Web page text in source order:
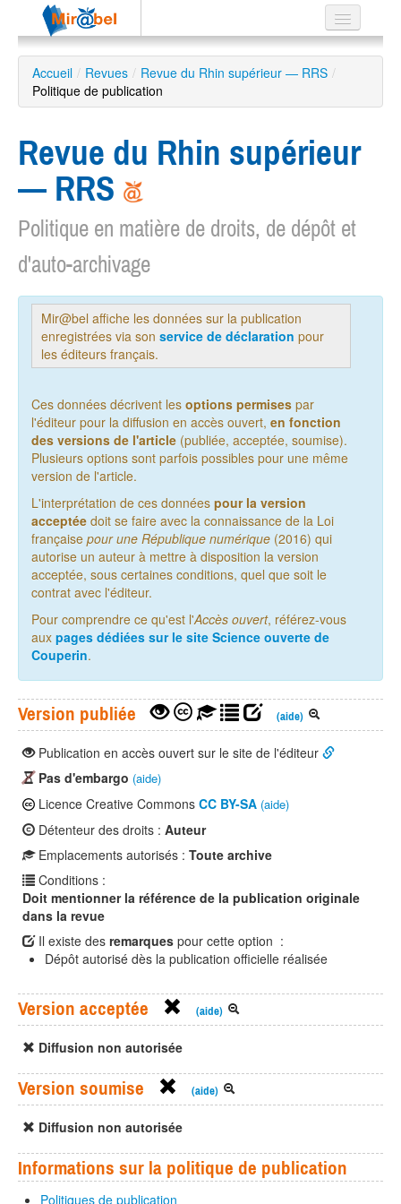
Le réseau
Soutien
Recherche
avancée
EN
?
Accueil / Revues / Revue du Rhin supérieur — RRS /
Politique de publication
Revue du Rhin supérieur
— RRS
Politique en matière de droits, de dépôt et
d'auto-archivage
Mir@bel affiche les données sur la publication
enregistrées via son service de déclaration pour
les éditeurs français.
Ces données décrivent les options permises par
l'éditeur pour la diffusion en accès ouvert, en fonction
des versions de l'article (publiée, acceptée, soumise).
Plusieurs options sont parfois possibles pour une même
version de l'article.
L'interprétation de ces données pour la version
acceptée doit se faire avec la connaissance de la Loi
française pour une République numérique (2016) qui
autorise un auteur à mettre à disposition la version
acceptée, sous certaines conditions, quel que soit le
contrat avec l'éditeur.
Pour comprendre ce qu'est l'Accès ouvert, référez-vous
aux pages dédiées sur le site Science ouverte de
Couperin.
Version publiée (aide)
Publication en accès ouvert sur le site de l'éditeur
Pas d'embargo (aide)
Licence Creative Commons CC BY-SA (aide)
Détenteur des droits : Auteur
Emplacements autorisés : Toute archive
Conditions :
Doit mentionner la référence de la publication originale
dans la revue
Il existe des remarques pour cette option :
Dépôt autorisé dès la publication officielle réalisée
Version acceptée (aide)
Diffusion non autorisée
Version soumise (aide)
Diffusion non autorisée
Informations sur la politique de publication
Politiques de publication